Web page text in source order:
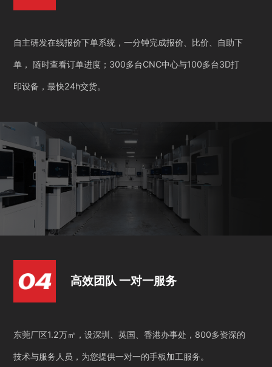
自主研发在线报价下单系统，一分钟完成报价、比价、自助下
单， 随时查看订单进度；300多台CNC中心与100多台3D打
印设备，最快24h交货。
高效团队 一对一服务
东莞厂区1.2万㎡，设深圳、英国、香港办事处，800多资深的
技术与服务人员，为您提供一对一的手板加工服务。